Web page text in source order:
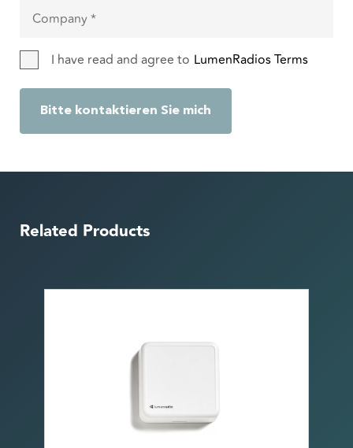
I have read and agree to LumenRadios Terms
Bitte kontaktieren Sie mich
Related Products